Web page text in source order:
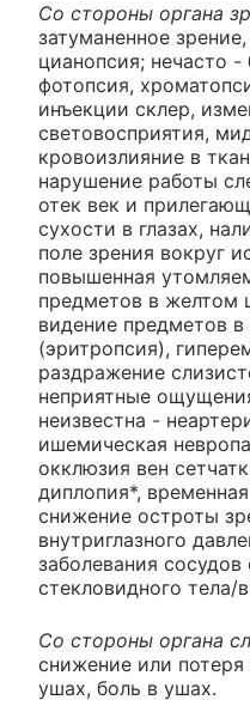
Со стороны органа
затуманенное
цианопсия; нечасто -
фотопсия,
инъекции склер,
световосприятия,
кровоизлияние в
нарушение работы
отек век и
сухости в глазах,
поле зрения вокруг
повышенная
предметов в желтом
видение предметов
(эритропсия),
раздражение
неприятные
неизвестна -
ишемическая
окклюзия вен
диплопия*,
снижение остроты
внутриглазного
заболевания сосудов
стекловидного тела/
Со стороны органа
снижение или
ушах, боль в ушах.